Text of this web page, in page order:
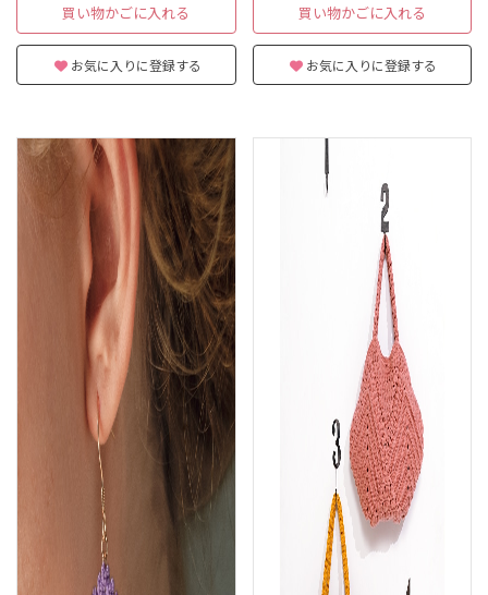
買い物かごに入れる
お気に入りに登録する
買い物かごに入れる
お気に入りに登録する